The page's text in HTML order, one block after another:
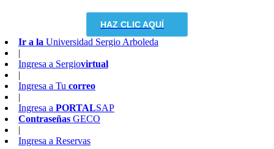
HAZ CLIC AQUÍ
Ir a la Universidad Sergio Arboleda
|
Ingresa a Sergiovirtual
|
Ingresa a Tu correo
|
Ingresa a PORTALSAP
Contraseñas GECO
|
Ingresa a Reservas